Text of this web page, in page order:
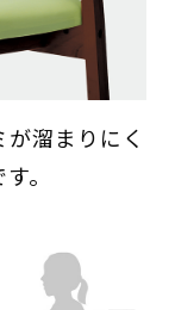
溜まりにく
。